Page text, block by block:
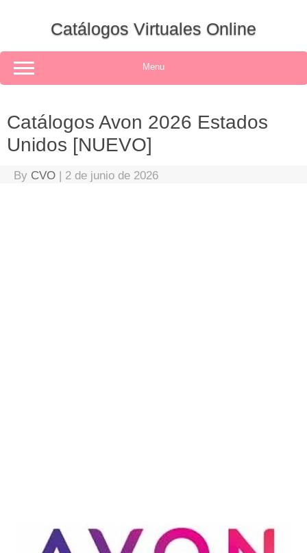
Catálogos Virtuales Online
Menu
Catálogos Avon 2026 Estados
Unidos [NUEVO]
By CVO | 2 de junio de 2026